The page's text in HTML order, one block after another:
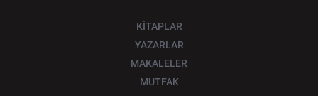
KİTAPLAR
YAZARLAR
MAKALELER
MUTFAK